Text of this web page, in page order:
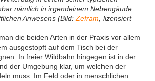
nämlich in irgendeinem Nebengäude
Anwesens (Bild: Zefram , lizensiert
die beiden Arten in der Praxis vor allem
ausgestopft auf dem Tisch bei der
In freier Wildbahn hingegen ist in der
der Umgebung klar, um welchen der
muss: Im Feld oder in menschlichen